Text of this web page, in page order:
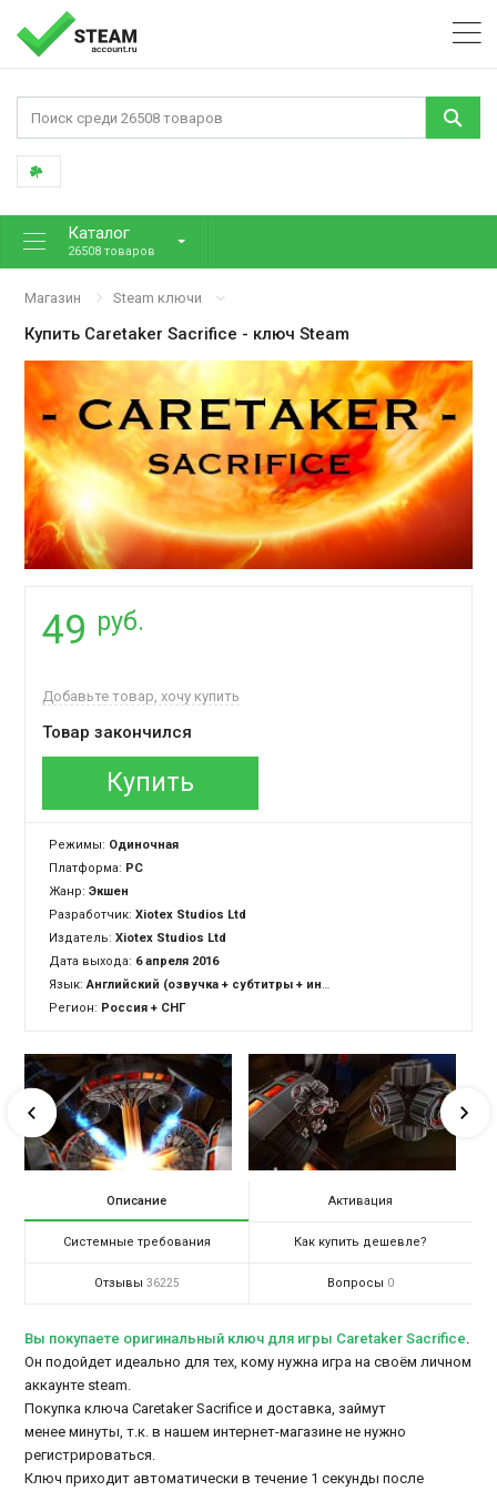
Каталог
26508 товаров
Магазин Steam ключи
Купить Caretaker Sacrifice - ключ Steam
49 руб.
Добавьте товар, хочу купить
Товар закончился
Купить
Режимы: Одиночная
Платформа: PC
Жанр:Экшен
Разработчик:Xiotex Studios Ltd
Издатель:Xiotex Studios Ltd
Дата выхода: 6 апреля 2016
Язык:Английский (озвучка + субтитры + интерфейс)
Регион: Россия + СНГ
Описание Активация
Системные требования Как купить дешевле?
Отзывы 36225 Вопросы 0
Вы покупаете оригинальный ключ для игры Caretaker Sacrifice.
Он подойдет идеально для тех, кому нужна игра на своём личном
аккаунте steam.
Покупка ключа Caretaker Sacrifice и доставка, займут
менее минуты, т.к. в нашем интернет-магазине не нужно
регистрироваться.
Ключ приходит автоматически в течение 1 секунды после